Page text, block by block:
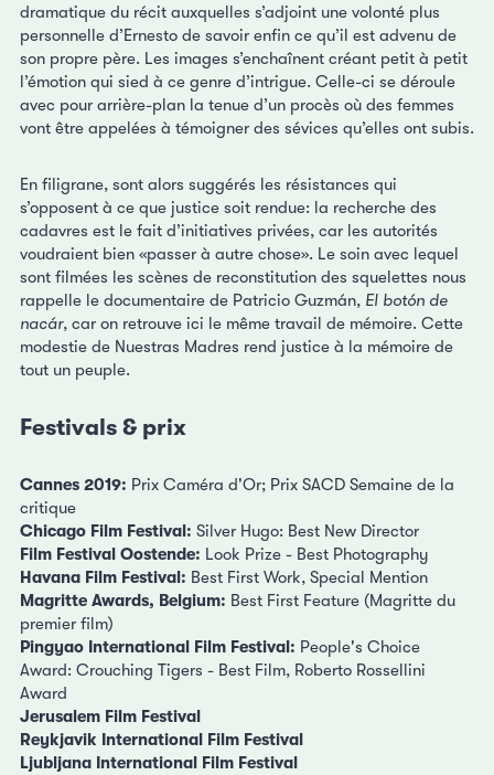
dramatique du récit auxquelles s’adjoint une volonté plus
personnelle d’Ernesto de savoir enfin ce qu’il est advenu de
son propre père. Les images s’enchaînent créant petit à petit
l’émotion qui sied à ce genre d’intrigue. Celle-ci se déroule
avec pour arrière-plan la tenue d’un procès où des femmes
vont être appelées à témoigner des sévices qu’elles ont subis.
En filigrane, sont alors suggérés les résistances qui
s’opposent à ce que justice soit rendue: la recherche des
cadavres est le fait d’initiatives privées, car les autorités
voudraient bien «passer à autre chose». Le soin avec lequel
sont filmées les scènes de reconstitution des squelettes nous
rappelle le documentaire de Patricio Guzmán, El botón de
nacár, car on retrouve ici le même travail de mémoire. Cette
modestie de Nuestras Madres rend justice à la mémoire de
tout un peuple.
Festivals & prix
Cannes 2019: Prix Caméra d'Or; Prix SACD Semaine de la
critique
Chicago Film Festival: Silver Hugo: Best New Director
Film Festival Oostende: Look Prize - Best Photography
Havana Film Festival: Best First Work, Special Mention
Magritte Awards, Belgium: Best First Feature (Magritte du
premier film)
Pingyao International Film Festival: People's Choice
Award: Crouching Tigers - Best Film, Roberto Rossellini
Award
Jerusalem Film Festival
Reykjavik International Film Festival
Ljubljana International Film Festival